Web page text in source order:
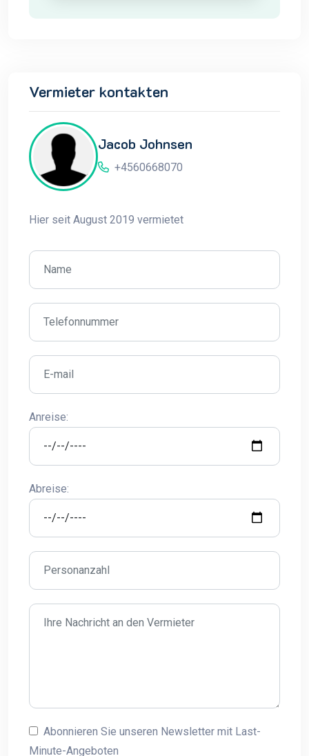
Vermieter kontakten
Jacob Johnsen
+4560668070
Hier seit August 2019 vermietet
Anreise:
Abreise:
Abonnieren Sie unseren Newsletter mit Last-
Minute-Angeboten